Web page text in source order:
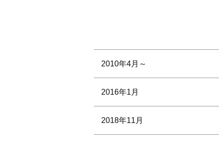
2010年4月～
2016年1月
2018年11月